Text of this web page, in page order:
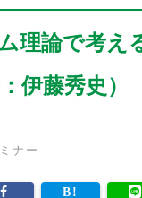
理論で考
伊藤秀史）
ナー